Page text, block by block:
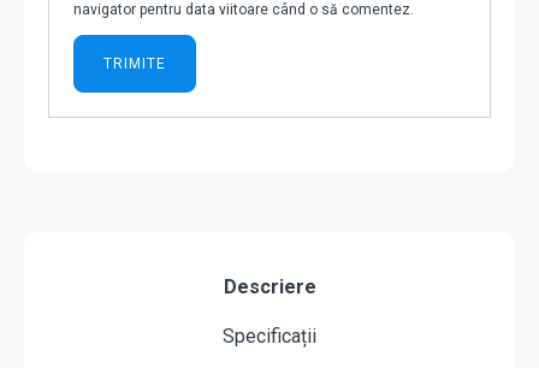
navigator pentru data viitoare când o să comentez.
Descriere
Specificații